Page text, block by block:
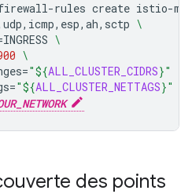
rules create istio-
\
INGRESS \
\
="${ALL_CLUSTER_CIDRS}"
="${ALL_CLUSTER_NETTAGS}"
des points